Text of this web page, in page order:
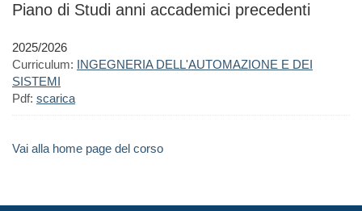
Piano di Studi anni accademici precedenti
2025/2026
Curriculum: INGEGNERIA DELL'AUTOMAZIONE E DEI
SISTEMI
Pdf: scarica
Vai alla home page del corso